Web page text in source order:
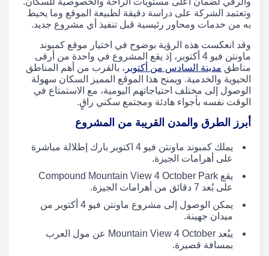
وتعتمد الشركة على دراسة دقيقة لطبيعة الموقع وما يحيط
به من خدمات ومحاور رئيسية قبل تنفيذ أي مشروع جديد.
وقد انعكست هذه الرؤية بوضوح في اختيار موقع كمبوند
ماونتن فيو 4 أكتوبر، إذ يقع المشروع في واحدة من أرقى
مناطق مدينة السادس من أكتوبر ، بالقرب من أهم المناطق
الحيوية والخدمية. ويمنح هذا الموقع المميز السكان سهولة
الوصول إلى مختلف احتياجاتهم اليومية، مع الاستمتاع في
الوقت نفسه بأجواء هادئة ومجتمع سكني راقٍ.
أبرز الطرق والمدن القريبة من المشروع
يملك كمبوند ماونتن فيو 4 اكتوبر بارك إطلالة مباشرة
على أهرامات الجيزة.
يقع Compound Mountain View 4 October Park
على بُعد 7 دقائق من أهرامات الجيزة.
يمكن الوصول إلى مشروع ماونتن فيو 4 أكتوبر من
ميدان جهينة.
يبُعد Mountain View 4 October عن مول العرب
بمسافة قصيرة.